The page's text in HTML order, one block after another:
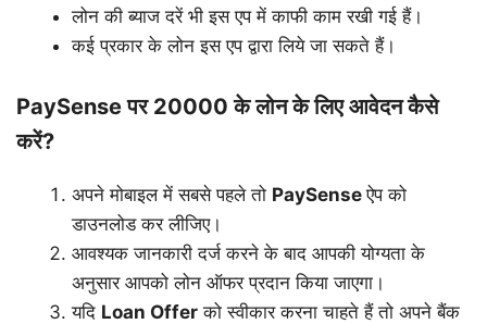
लोन की ब्याज दरें भी इस एप में काफी काम रखी गई हैं।
कई प्रकार के लोन इस एप द्वारा लिये जा सकते हैं।
PaySense पर 20000 के लोन के लिए आवेदन कैसे
करें?
अपने मोबाइल में सबसे पहले तो PaySenseऐप को
डाउनलोड कर लीजिए।
आवश्यक जानकारी दर्ज करने के बाद आपकी योग्यता के
अनुसार आपको लोन ऑफर प्रदान किया जाएगा।
यदि Loan Offer को स्वीकार करना चाहते हैं तो अपने बैंक